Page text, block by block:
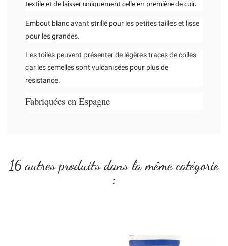
textile et de laisser uniquement celle en première de cuir.
Embout blanc avant strillé pour les petites tailles et lisse
pour les grandes.
Les toiles peuvent présenter de légères traces de colles
car les semelles sont vulcanisées pour plus de
résistance.
Fabriquées en Espagne
16 autres produits dans la même catégorie
: